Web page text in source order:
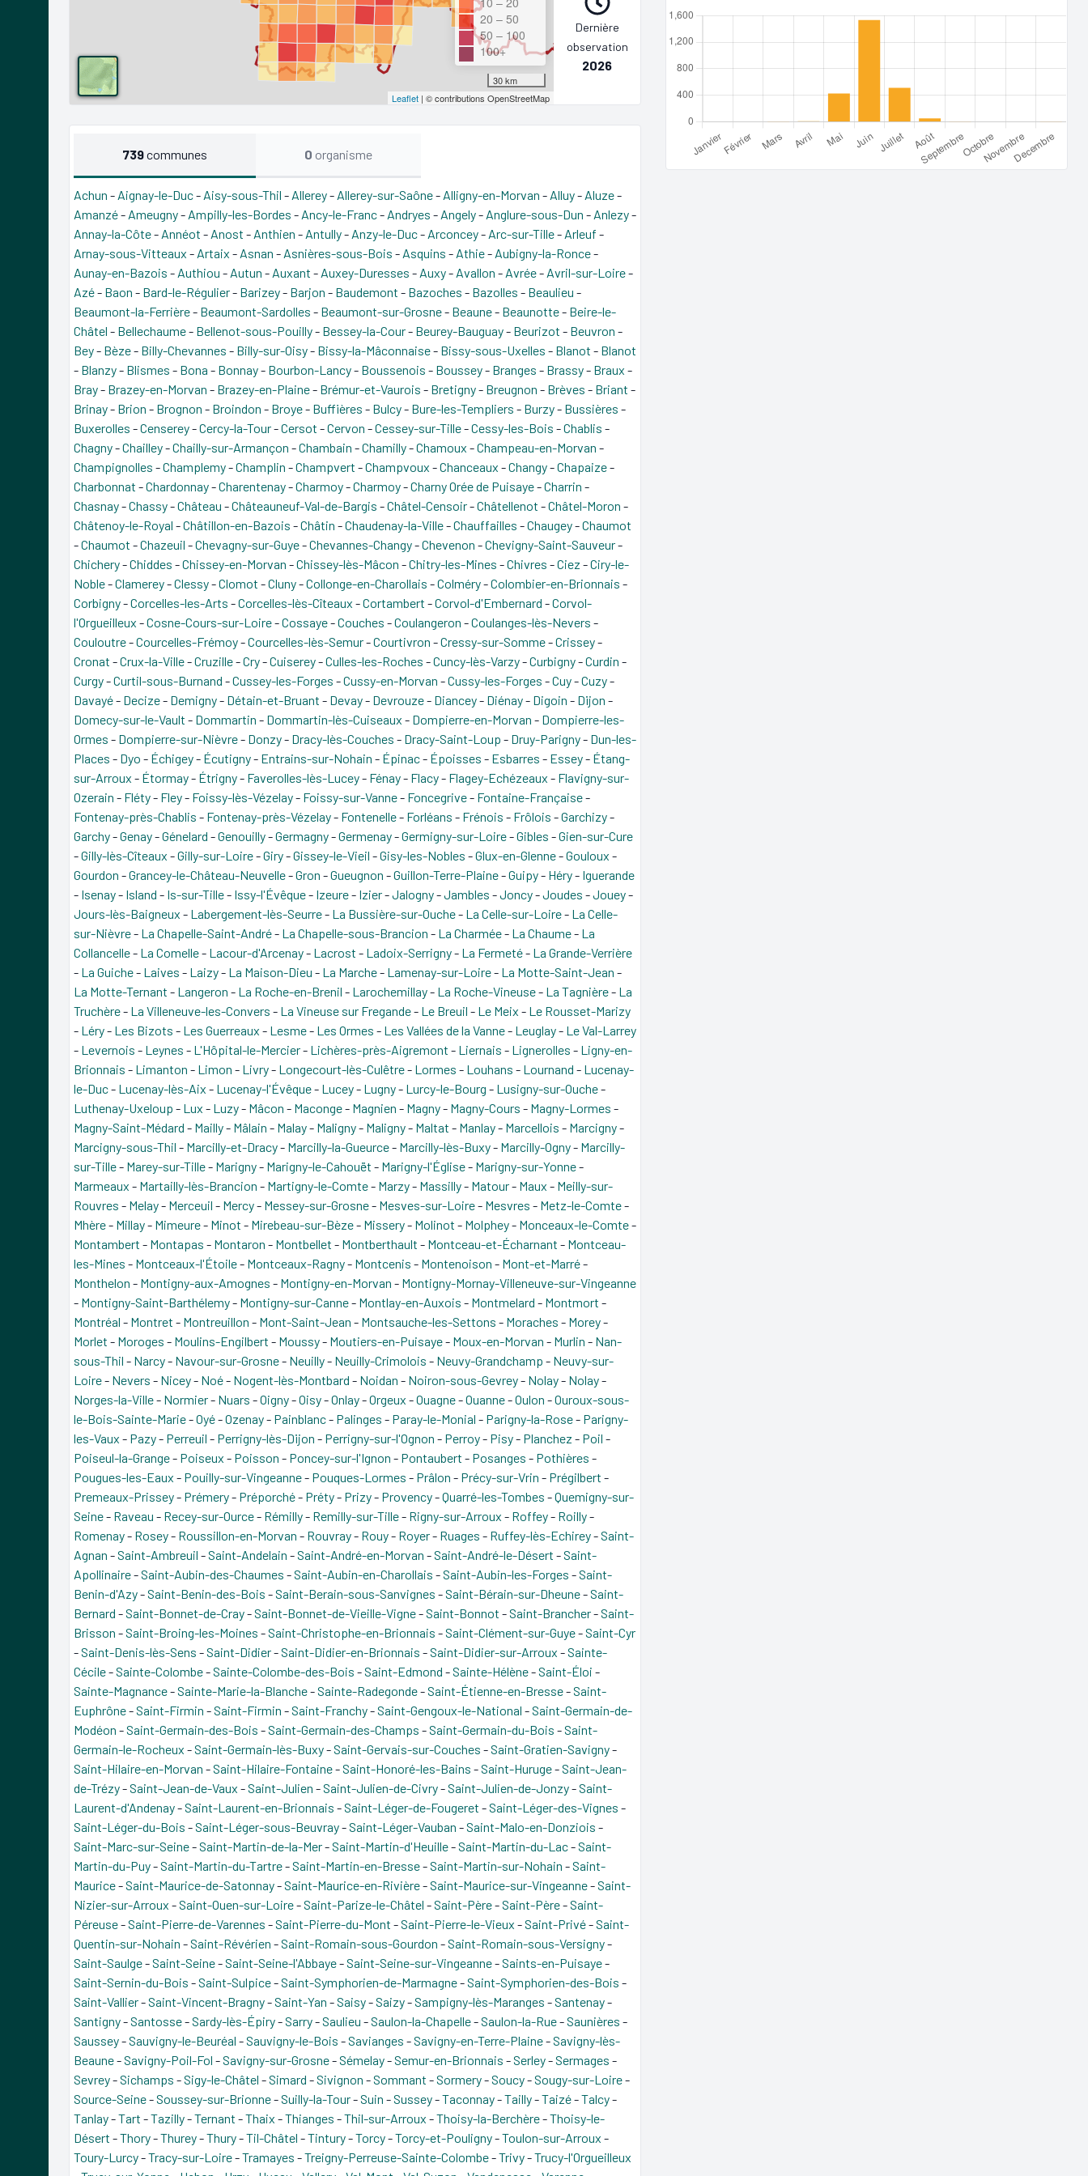
20 – 50
50 – 100
100+
30 km
Leaflet| © contributions OpenStreetMap
Dernière
observation
2026
739communes 0 organisme
Achun - Aignay-le-Duc- Aisy-sous-Thil - Allerey- Allerey-sur-Saône- Alligny-en-Morvan - Alluy- Aluze-
Amanzé- Ameugny- Ampilly-les-Bordes - Ancy-le-Franc- Andryes - Angely- Anglure-sous-Dun - Anlezy-
Annay-la-Côte- Annéot - Anost - Anthien - Antully- Anzy-le-Duc- Arconcey- Arc-sur-Tille- Arleuf -
Arnay-sous-Vitteaux - Artaix - Asnan - Asnières-sous-Bois - Asquins - Athie- Aubigny-la-Ronce-
Aunay-en-Bazois - Authiou - Autun - Auxant - Auxey-Duresses - Auxy- Avallon - Avrée- Avril-sur-Loire-
Azé- Baon - Bard-le-Régulier- Barizey- Barjon - Baudemont - Bazoches - Bazolles - Beaulieu -
Beaumont-la-Ferrière- Beaumont-Sardolles - Beaumont-sur-Grosne- Beaune- Beaunotte- Beire-le-
Châtel - Bellechaume- Bellenot-sous-Pouilly- Bessey-la-Cour- Beurey-Bauguay- Beurizot - Beuvron -
Bey- Bèze- Billy-Chevannes - Billy-sur-Oisy- Bissy-la-Mâconnaise- Bissy-sous-Uxelles - Blanot - Blanot
- Blanzy- Blismes - Bona - Bonnay- Bourbon-Lancy- Boussenois - Boussey- Branges - Brassy- Braux -
Bray- Brazey-en-Morvan - Brazey-en-Plaine- Brémur-et-Vaurois - Bretigny- Breugnon - Brèves - Briant -
Brinay- Brion - Brognon - Broindon - Broye- Buffières - Bulcy- Bure-les-Templiers - Burzy- Bussières -
Buxerolles -Censerey-Cercy-la-Tour-Cersot -Cervon -Cessey-sur-Tille-Cessy-les-Bois -Chablis -
Chagny-Chailley-Chailly-sur-Armançon -Chambain -Chamilly-Chamoux -Champeau-en-Morvan -
Champignolles -Champlemy-Champlin -Champvert -Champvoux -Chanceaux -Changy-Chapaize-
Charbonnat -Chardonnay-Charentenay-Charmoy-Charmoy-Charny Orée de Puisaye-Charrin -
Chasnay-Chassy-Château -Châteauneuf-Val-de-Bargis -Châtel-Censoir-Châtellenot -Châtel-Moron -
Châtenoy-le-Royal -Châtillon-en-Bazois -Châtin -Chaudenay-la-Ville-Chauffailles -Chaugey-Chaumot
-Chaumot -Chazeuil -Chevagny-sur-Guye-Chevannes-Changy-Chevenon -Chevigny-Saint-Sauveur-
Chichery-Chiddes -Chissey-en-Morvan -Chissey-lès-Mâcon -Chitry-les-Mines -Chivres -Ciez -Ciry-le-
Noble-Clamerey-Clessy-Clomot -Cluny-Collonge-en-Charollais -Colméry-Colombier-en-Brionnais -
Corbigny-Corcelles-les-Arts -Corcelles-lès-Cîteaux -Cortambert -Corvol-d'Embernard -Corvol-
l'Orgueilleux -Cosne-Cours-sur-Loire-Cossaye-Couches -Coulangeron -Coulanges-lès-Nevers -
Couloutre-Courcelles-Frémoy-Courcelles-lès-Semur-Courtivron -Cressy-sur-Somme-Crissey-
Cronat -Crux-la-Ville-Cruzille-Cry-Cuiserey-Culles-les-Roches -Cuncy-lès-Varzy-Curbigny-Curdin -
Curgy-Curtil-sous-Burnand -Cussey-les-Forges -Cussy-en-Morvan -Cussy-les-Forges -Cuy-Cuzy-
Davayé- Decize- Demigny- Détain-et-Bruant - Devay- Devrouze- Diancey- Diénay- Digoin - Dijon -
Domecy-sur-le-Vault - Dommartin - Dommartin-lès-Cuiseaux - Dompierre-en-Morvan - Dompierre-les-
Ormes - Dompierre-sur-Nièvre- Donzy- Dracy-lès-Couches - Dracy-Saint-Loup - Druy-Parigny- Dun-les-
Places - Dyo - Échigey- Écutigny- Entrains-sur-Nohain - Épinac- Époisses - Esbarres - Essey- Étang-
sur-Arroux - Étormay- Étrigny- Faverolles-lès-Lucey- Fénay- Flacy- Flagey-Echézeaux - Flavigny-sur-
Ozerain - Fléty- Fley- Foissy-lès-Vézelay- Foissy-sur-Vanne- Foncegrive- Fontaine-Française-
Fontenay-près-Chablis - Fontenay-près-Vézelay- Fontenelle- Forléans - Frénois - Frôlois -Garchizy-
Garchy-Genay-Génelard -Genouilly-Germagny-Germenay-Germigny-sur-Loire-Gibles -Gien-sur-Cure
-Gilly-lès-Cîteaux -Gilly-sur-Loire-Giry-Gissey-le-Vieil -Gisy-les-Nobles -Glux-en-Glenne-Gouloux -
Gourdon -Grancey-le-Château-Neuvelle-Gron -Gueugnon -Guillon-Terre-Plaine-Guipy- Héry- Iguerande
- Isenay- Island - Is-sur-Tille- Issy-l'Évêque- Izeure- Izier-Jalogny-Jambles -Joncy-Joudes -Jouey-
Jours-lès-Baigneux - Labergement-lès-Seurre- La Bussière-sur-Ouche- La Celle-sur-Loire- La Celle-
sur-Nièvre- La Chapelle-Saint-André- La Chapelle-sous-Brancion - La Charmée- La Chaume- La
Collancelle- La Comelle- Lacour-d'Arcenay- Lacrost - Ladoix-Serrigny- La Fermeté- La Grande-Verrière
- La Guiche- Laives - Laizy- La Maison-Dieu - La Marche- Lamenay-sur-Loire- La Motte-Saint-Jean -
La Motte-Ternant - Langeron - La Roche-en-Brenil - Larochemillay- La Roche-Vineuse- La Tagnière- La
Truchère- La Villeneuve-les-Convers - La Vineuse sur Fregande- Le Breuil - Le Meix - Le Rousset-Marizy
- Léry- Les Bizots - Les Guerreaux - Lesme- Les Ormes - Les Vallées de la Vanne- Leuglay- Le Val-Larrey
- Levernois - Leynes - L'Hôpital-le-Mercier- Lichères-près-Aigremont - Liernais - Lignerolles - Ligny-en-
Brionnais - Limanton - Limon - Livry- Longecourt-lès-Culêtre- Lormes - Louhans - Lournand - Lucenay-
le-Duc- Lucenay-lès-Aix - Lucenay-l'Évêque- Lucey- Lugny- Lurcy-le-Bourg - Lusigny-sur-Ouche-
Luthenay-Uxeloup - Lux - Luzy- Mâcon - Maconge- Magnien - Magny- Magny-Cours - Magny-Lormes -
Magny-Saint-Médard - Mailly- Mâlain - Malay- Maligny- Maligny- Maltat - Manlay- Marcellois - Marcigny-
Marcigny-sous-Thil - Marcilly-et-Dracy- Marcilly-la-Gueurce- Marcilly-lès-Buxy- Marcilly-Ogny- Marcilly-
sur-Tille- Marey-sur-Tille- Marigny- Marigny-le-Cahouët - Marigny-l'Église- Marigny-sur-Yonne-
Marmeaux - Martailly-lès-Brancion - Martigny-le-Comte- Marzy- Massilly- Matour- Maux - Meilly-sur-
Rouvres - Melay- Merceuil - Mercy- Messey-sur-Grosne- Mesves-sur-Loire- Mesvres - Metz-le-Comte-
Mhère- Millay- Mimeure- Minot - Mirebeau-sur-Bèze- Missery- Molinot - Molphey- Monceaux-le-Comte-
Montambert - Montapas - Montaron - Montbellet - Montberthault - Montceau-et-Écharnant - Montceau-
les-Mines - Montceaux-l'Étoile- Montceaux-Ragny- Montcenis - Montenoison - Mont-et-Marré-
Monthelon - Montigny-aux-Amognes - Montigny-en-Morvan - Montigny-Mornay-Villeneuve-sur-Vingeanne
- Montigny-Saint-Barthélemy- Montigny-sur-Canne- Montlay-en-Auxois - Montmelard - Montmort -
Montréal - Montret - Montreuillon - Mont-Saint-Jean - Montsauche-les-Settons - Moraches - Morey-
Morlet - Moroges - Moulins-Engilbert - Moussy- Moutiers-en-Puisaye- Moux-en-Morvan - Murlin - Nan-
sous-Thil - Narcy- Navour-sur-Grosne- Neuilly- Neuilly-Crimolois - Neuvy-Grandchamp - Neuvy-sur-
Loire- Nevers - Nicey- Noé- Nogent-lès-Montbard - Noidan - Noiron-sous-Gevrey- Nolay- Nolay-
Norges-la-Ville- Normier- Nuars -Oigny-Oisy-Onlay-Orgeux -Ouagne-Ouanne-Oulon -Ouroux-sous-
le-Bois-Sainte-Marie-Oyé-Ozenay- Painblanc- Palinges - Paray-le-Monial - Parigny-la-Rose- Parigny-
les-Vaux - Pazy- Perreuil - Perrigny-lès-Dijon - Perrigny-sur-l'Ognon - Perroy- Pisy- Planchez - Poil -
Poiseul-la-Grange- Poiseux - Poisson - Poncey-sur-l'Ignon - Pontaubert - Posanges - Pothières -
Pougues-les-Eaux - Pouilly-sur-Vingeanne- Pouques-Lormes - Prâlon - Précy-sur-Vrin - Prégilbert -
Premeaux-Prissey- Prémery- Préporché- Préty- Prizy- Provency-Quarré-les-Tombes -Quemigny-sur-
Seine- Raveau - Recey-sur-Ource- Rémilly- Remilly-sur-Tille- Rigny-sur-Arroux - Roffey- Roilly-
Romenay- Rosey- Roussillon-en-Morvan - Rouvray- Rouy- Royer- Ruages - Ruffey-lès-Echirey-Saint-
Agnan -Saint-Ambreuil -Saint-Andelain -Saint-André-en-Morvan -Saint-André-le-Désert -Saint-
Apollinaire-Saint-Aubin-des-Chaumes -Saint-Aubin-en-Charollais -Saint-Aubin-les-Forges -Saint-
Benin-d'Azy-Saint-Benin-des-Bois -Saint-Berain-sous-Sanvignes -Saint-Bérain-sur-Dheune-Saint-
Bernard -Saint-Bonnet-de-Cray-Saint-Bonnet-de-Vieille-Vigne-Saint-Bonnot -Saint-Brancher-Saint-
Brisson -Saint-Broing-les-Moines -Saint-Christophe-en-Brionnais -Saint-Clément-sur-Guye-Saint-Cyr
-Saint-Denis-lès-Sens -Saint-Didier-Saint-Didier-en-Brionnais -Saint-Didier-sur-Arroux -Sainte-
Cécile-Sainte-Colombe-Sainte-Colombe-des-Bois -Saint-Edmond -Sainte-Hélène-Saint-Éloi -
Sainte-Magnance-Sainte-Marie-la-Blanche-Sainte-Radegonde-Saint-Étienne-en-Bresse-Saint-
Euphrône-Saint-Firmin -Saint-Firmin -Saint-Franchy-Saint-Gengoux-le-National -Saint-Germain-de-
Modéon -Saint-Germain-des-Bois -Saint-Germain-des-Champs -Saint-Germain-du-Bois -Saint-
Germain-le-Rocheux -Saint-Germain-lès-Buxy-Saint-Gervais-sur-Couches -Saint-Gratien-Savigny-
Saint-Hilaire-en-Morvan -Saint-Hilaire-Fontaine-Saint-Honoré-les-Bains -Saint-Huruge-Saint-Jean-
de-Trézy-Saint-Jean-de-Vaux -Saint-Julien -Saint-Julien-de-Civry-Saint-Julien-de-Jonzy-Saint-
Laurent-d'Andenay-Saint-Laurent-en-Brionnais -Saint-Léger-de-Fougeret -Saint-Léger-des-Vignes -
Saint-Léger-du-Bois -Saint-Léger-sous-Beuvray-Saint-Léger-Vauban -Saint-Malo-en-Donziois -
Saint-Marc-sur-Seine-Saint-Martin-de-la-Mer-Saint-Martin-d'Heuille-Saint-Martin-du-Lac-Saint-
Martin-du-Puy-Saint-Martin-du-Tartre-Saint-Martin-en-Bresse-Saint-Martin-sur-Nohain -Saint-
Maurice-Saint-Maurice-de-Satonnay-Saint-Maurice-en-Rivière-Saint-Maurice-sur-Vingeanne-Saint-
Nizier-sur-Arroux -Saint-Ouen-sur-Loire-Saint-Parize-le-Châtel -Saint-Père-Saint-Père-Saint-
Péreuse-Saint-Pierre-de-Varennes -Saint-Pierre-du-Mont -Saint-Pierre-le-Vieux -Saint-Privé-Saint-
Quentin-sur-Nohain -Saint-Révérien -Saint-Romain-sous-Gourdon -Saint-Romain-sous-Versigny-
Saint-Saulge-Saint-Seine-Saint-Seine-l'Abbaye-Saint-Seine-sur-Vingeanne-Saints-en-Puisaye-
Saint-Sernin-du-Bois -Saint-Sulpice-Saint-Symphorien-de-Marmagne-Saint-Symphorien-des-Bois -
Saint-Vallier-Saint-Vincent-Bragny-Saint-Yan -Saisy-Saizy-Sampigny-lès-Maranges -Santenay-
Santigny-Santosse-Sardy-lès-Épiry-Sarry-Saulieu -Saulon-la-Chapelle-Saulon-la-Rue-Saunières -
Saussey-Sauvigny-le-Beuréal -Sauvigny-le-Bois -Savianges -Savigny-en-Terre-Plaine-Savigny-lès-
Beaune-Savigny-Poil-Fol -Savigny-sur-Grosne-Sémelay-Semur-en-Brionnais -Serley-Sermages -
Sevrey-Sichamps -Sigy-le-Châtel -Simard -Sivignon -Sommant -Sormery-Soucy-Sougy-sur-Loire-
Source-Seine-Soussey-sur-Brionne-Suilly-la-Tour-Suin -Sussey-Taconnay-Tailly-Taizé-Talcy-
Tanlay-Tart -Tazilly-Ternant -Thaix -Thianges -Thil-sur-Arroux -Thoisy-la-Berchère-Thoisy-le-
Désert -Thory-Thurey-Thury-Til-Châtel -Tintury-Torcy-Torcy-et-Pouligny-Toulon-sur-Arroux -
Toury-Lurcy-Tracy-sur-Loire-Tramayes -Treigny-Perreuse-Sainte-Colombe-Trivy-Trucy-l'Orgueilleux